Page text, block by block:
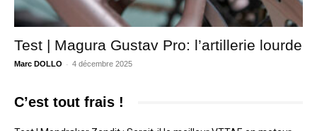
Test | Magura Gustav Pro: l’artillerie lourde
Marc DOLLO - 4 décembre 2025
C’est tout frais !